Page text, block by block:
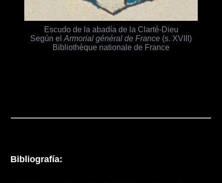
Escudo de la abadía de la Clarté-Dieu
Según el Armorial général de France (s. XVIII)
Bibliothèque nationale de France
Bibliografía: